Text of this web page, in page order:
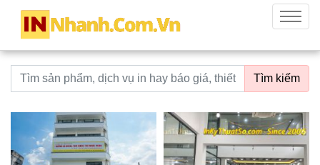
innhanh.com.vn
Menu
Từ khoá tìm kiếm Tìm kiếm